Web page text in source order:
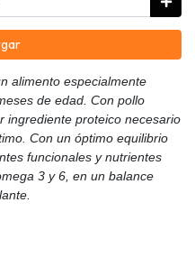
alimento especialmente
de edad. Con pollo
ingrediente proteico necesario
Con un óptimo equilibrio
funcionales y nutrientes
3 y 6, en un balance